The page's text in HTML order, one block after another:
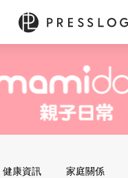
健康資訊 家庭關係